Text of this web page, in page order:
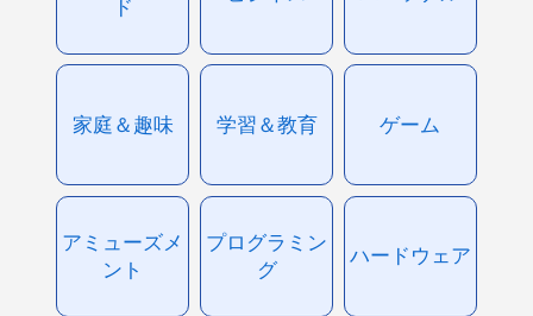
ド
家庭＆趣味 学習＆教育 ゲーム
アミューズメ
ント
プログラミン
グ
ハードウェア